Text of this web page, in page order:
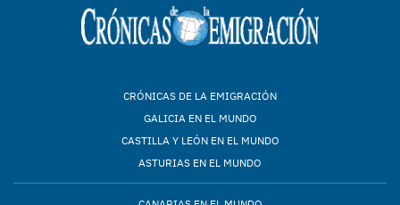
CRÓNICAS DE LA EMIGRACIÓN
GALICIA EN EL MUNDO
CASTILLA Y LEÓN EN EL MUNDO
ASTURIAS EN EL MUNDO